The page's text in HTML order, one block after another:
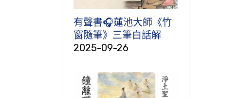
有聲書🎧蓮池大師《竹
窗隨筆》三筆白話解
2025-09-26